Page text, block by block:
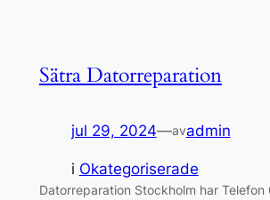
Sätra Datorreparation
jul 29, 2024—avadmin
i Okategoriserade
Datorreparation Stockholm har Telefon